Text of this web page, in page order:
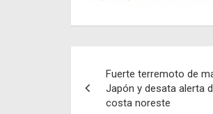
de
Fuerte terremoto de
Japón y desata alerta
costa noreste